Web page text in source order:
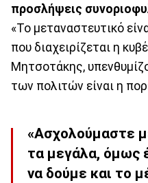
προσλήψεις
«Το μεταναστευτικό
που διαχειρίζεται η
Μητσοτάκης,
των πολιτών είναι η
«Ασχολούμαστε
τα μεγάλα, όμως
να δούμε και το